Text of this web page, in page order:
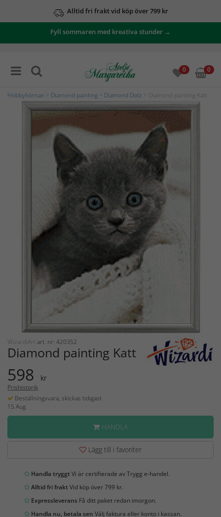
Alltid fri frakt vid köp över 799 kr
Fyll sommaren med kreativa stunder →
0 0
Hobbyhörnan Diamond painting Diamond Dotz > Diamond painting Katt
WizardiArt art. nr: 420352
Diamond painting Katt
598 kr
Prishistorik
Beställningsvara, skickas tidigast
15 Aug
HANDLA
Lägg till i favoriter
Handla tryggtVi är certifierade av Trygg e-handel.
Alltid fri fraktVid köp över 799 kr.
Expressleverans Få ditt paket redan imorgon.
Handla nu, betala sen Välj faktura eller konto i kassan.